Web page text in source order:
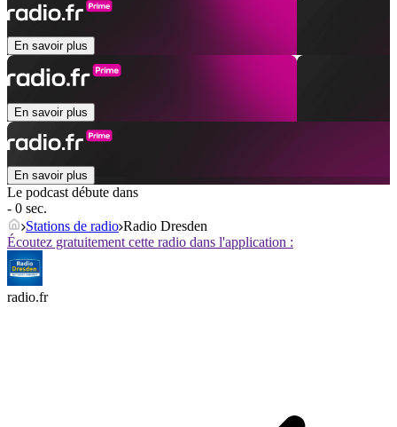
En savoir plus
En savoir plus
En savoir plus
Le podcast débute dans
- 0 sec.
Stations de radio Radio Dresden
Écoutez gratuitement cette radio dans l'application :
radio.fr